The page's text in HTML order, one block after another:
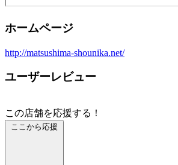
ホームページ
http://matsushima-shounika.net/
ユーザーレビュー
この店舗を応援する！
ここから応援